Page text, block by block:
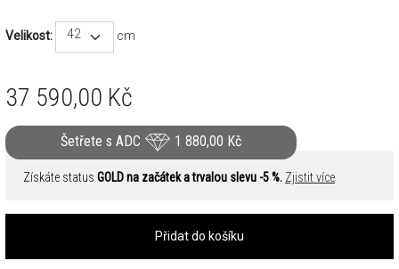
Velikost: 42 cm
37 590,00 Kč
Šetřete s ADC 1 880,00 Kč
Získáte status GOLD na začátek a trvalou slevu -5 %. Zjistit více
Přidat do košíku